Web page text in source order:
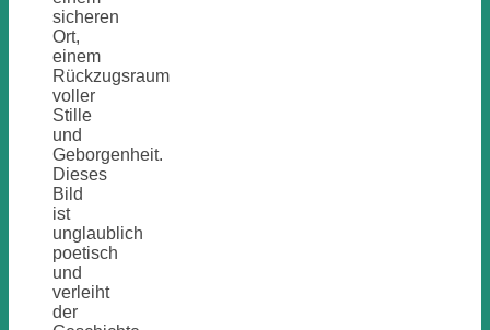
sicheren
Ort,
einem
Rückzugsraum
voller
Stille
und
Geborgenheit.
Dieses
Bild
ist
unglaublich
poetisch
und
verleiht
der